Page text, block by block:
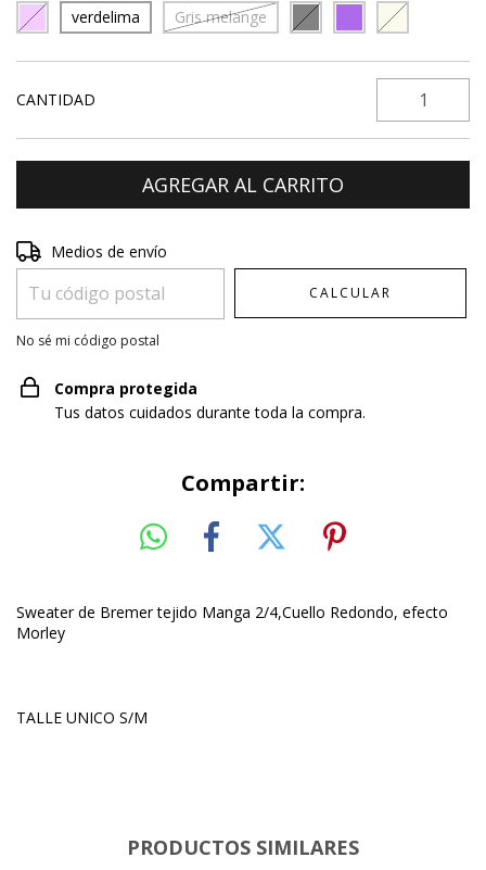
verdelima Gris melange
CANTIDAD
Entregas para el CP:
Medios de envío
CALCULAR
No sé mi código postal
Compra protegida
Tus datos cuidados durante toda la compra.
Compartir:
Sweater de Bremer tejido Manga 2/4,Cuello Redondo, efecto
Morley
TALLE UNICO S/M
PRODUCTOS SIMILARES